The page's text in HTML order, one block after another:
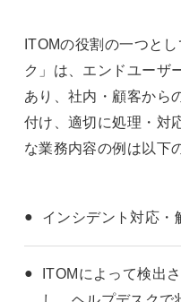
ITOMの役割の一つと
ク」は、エンドユーザ
あり、社内・顧客から
付け、適切に処理・対
な業務内容の例は以下
インシデント対応・
ITOMによって検出